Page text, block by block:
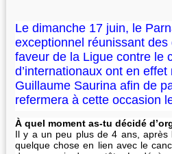
Le dimanche 17 juin, le
exceptionnel réunissant
faveur de la Ligue contre le
d’internationaux ont en
Guillaume Saurina afin de
refermera à cette occasion
À quel moment as-tu décidé
Il y a un peu plus de 4 ans, après
quelque chose en lien avec le